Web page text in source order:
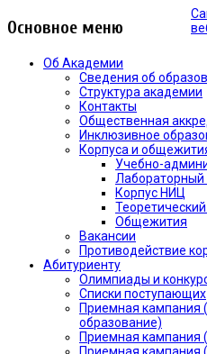
Основное меню
Об Академии
Сведения об
Структура академии
Контакты
Общественная
Инклюзивное
Корпуса и
Учебно-
Лабораторный
Корпус НИЦ
Общежития
Вакансии
Противодействие
Абитуриенту
Олимпиады и
Списки поступающих
Приемная кампания
образование)
Приемная кампания